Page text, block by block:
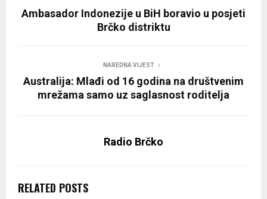
Ambasador Indonezije u BiH boravio u posjeti
Brčko distriktu
NAREDNA VIJEST
Australija: Mlađi od 16 godina na društvenim
mrežama samo uz saglasnost roditelja
Radio Brčko
RELATED POSTS